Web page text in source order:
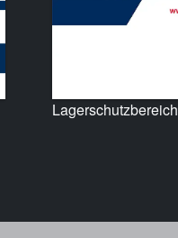
Lagerschutzbereich